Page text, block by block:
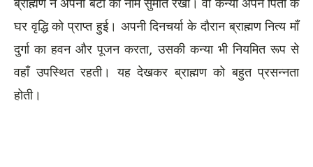
ब्राह्मण ने अपनी बेटी का नाम सुमति रखा। वो कन्या अपने पिता के
घर वृद्धि को प्राप्त हुई। अपनी दिनचर्या के दौरान ब्राह्मण नित्य माँ
दुर्गा का हवन और पूजन करता, उसकी कन्या भी नियमित रूप से
वहाँ उपस्थित रहती। यह देखकर ब्राह्मण को बहुत प्रसन्नता
होती।